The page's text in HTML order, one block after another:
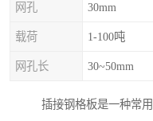
网孔 30mm
载荷 1-100吨
网孔长 30~50mm
插接钢格板是一种常